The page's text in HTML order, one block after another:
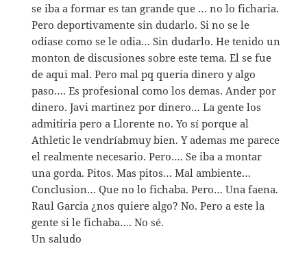
se iba a formar es tan grande que … no lo ficharia.
Pero deportivamente sin dudarlo. Si no se le
odiase como se le odia… Sin dudarlo. He tenido un
monton de discusiones sobre este tema. El se fue
de aqui mal. Pero mal pq queria dinero y algo
paso…. Es profesional como los demas. Ander por
dinero. Javi martinez por dinero… La gente los
admitiria pero a Llorente no. Yo sí porque al
Athletic le vendríabmuy bien. Y ademas me parece
el realmente necesario. Pero…. Se iba a montar
una gorda. Pitos. Mas pitos… Mal ambiente…
Conclusion… Que no lo fichaba. Pero… Una faena.
Raul Garcia ¿nos quiere algo? No. Pero a este la
gente si le fichaba…. No sé.
Un saludo